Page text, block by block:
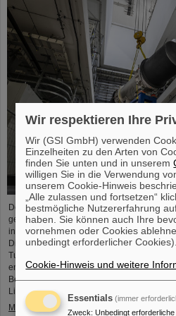
Der Startschuss für die Installation der
gefallen. Die hoch präzisen
internationalen Beschleunigeranlage FAIR
Die ersten tonnenschweren Magnete
Tunnel, 17 Meter unter der Erde,
entscheidenden Fortschritt in der
Beschleunigers, der Ionen aller Elemente
Lichtgeschwindigkeit…
Mehr »
Wir respektieren Ihre
Wir (GSI GmbH) verwenden
Einzelheiten zu den Arten von
finden Sie unten und in unserem
willigen Sie in die Verwendung
unserem Cookie-Hinweis
„Alle zulassen und fortsetzen“
bestmögliche Nutzererfahrung
haben. Sie können auch Ihre
vornehmen oder Cookies
unbedingt erforderlicher Cookies).
Cookie-Hinweis und weitere
Essentials (immer
Zweck: Unbedingt